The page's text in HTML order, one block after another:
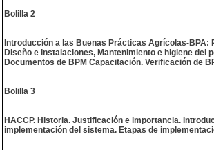
Bolilla 2
Introducción a las Buenas Prácticas Agrícolas-
Diseño e instalaciones, Mantenimiento e higiene
Documentos de BPM Capacitación. Verificación de
Bolilla 3
HACCP. Historia. Justificación e importancia.
implementación del sistema. Etapas de